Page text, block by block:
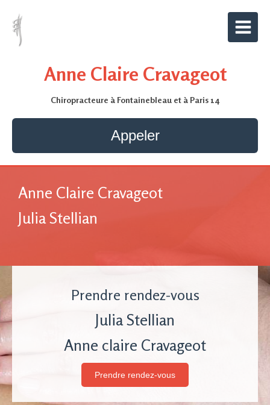
Anne Claire Cravageot
Chiropracteure à Fontainebleau et à Paris 14
Appeler
Anne Claire Cravageot
Julia Stellian
Prendre rendez-vous
Julia Stellian
Anne claire Cravageot
Prendre rendez-vous